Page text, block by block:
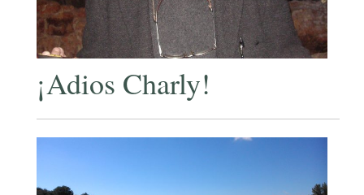
¡Adios Charly!